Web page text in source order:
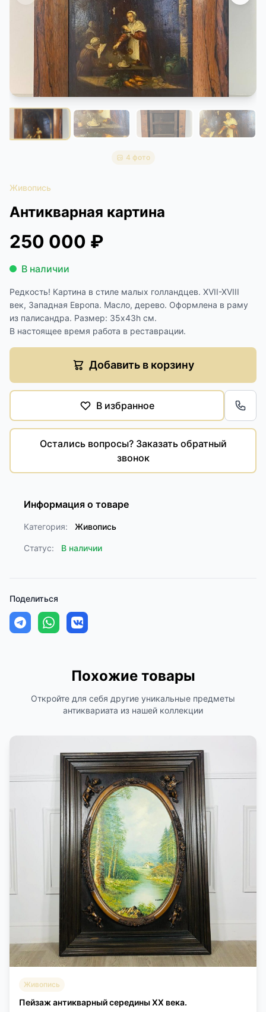
КОНТАКТЫ
ДОСТАВКА И ОПЛАТА
4 фото
Живопись
Антикварная картина
250 000 ₽
В наличии
Редкость! Картина в стиле малых голландцев. XVII-XVIII
век, Западная Европа. Масло, дерево. Оформлена в раму
из палисандра. Размер: 35х43h см.
В настоящее время работа в реставрации.
Добавить в корзину
В избранное
Остались вопросы? Заказать обратный
звонок
Информация о товаре
Категория: Живопись
Статус: В наличии
Поделиться
Похожие товары
Откройте для себя другие уникальные предметы
антиквариата из нашей коллекции
Живопись
Пейзаж антикварный середины XX века.